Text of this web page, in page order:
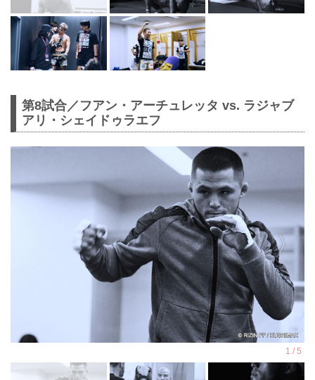
第8試合／フアン・アーチュレッタ vs. ラジャブ
アリ・シェイドゥラエフ